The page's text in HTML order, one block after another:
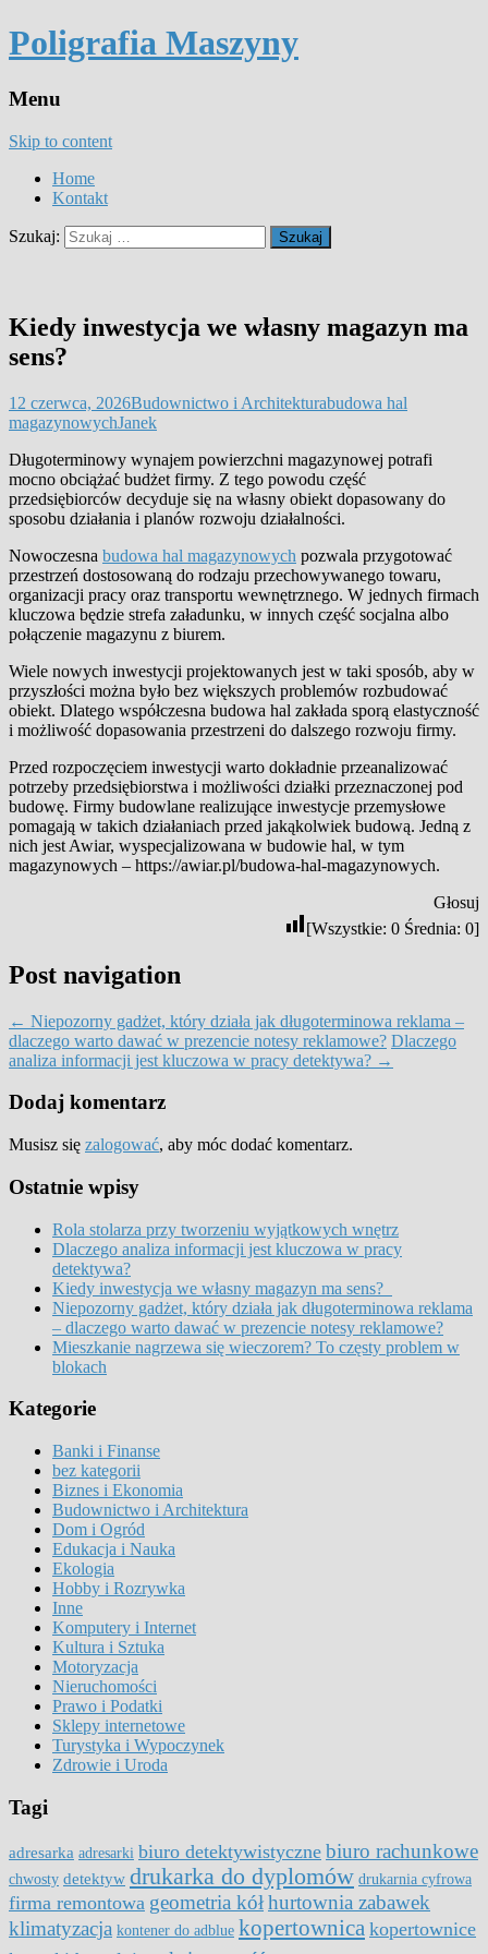
Poligrafia Maszyny
Menu
Skip to content
Home
Kontakt
Szukaj:
Kiedy inwestycja we własny magazyn ma
sens?
12 czerwca, 2026Budownictwo i Architekturabudowa hal
magazynowychJanek
Długoterminowy wynajem powierzchni magazynowej potrafi
mocno obciążać budżet firmy. Z tego powodu część
przedsiębiorców decyduje się na własny obiekt dopasowany do
sposobu działania i planów rozwoju działalności.
Nowoczesna budowa hal magazynowych pozwala przygotować
przestrzeń dostosowaną do rodzaju przechowywanego towaru,
organizacji pracy oraz transportu wewnętrznego. W jednych firmach
kluczowa będzie strefa załadunku, w innych część socjalna albo
połączenie magazynu z biurem.
Wiele nowych inwestycji projektowanych jest w taki sposób, aby w
przyszłości można było bez większych problemów rozbudować
obiekt. Dlatego współczesna budowa hal zakłada sporą elastyczność
i możliwość dopasowania przestrzeni do dalszego rozwoju firmy.
Przed rozpoczęciem inwestycji warto dokładnie przeanalizować
potrzeby przedsiębiorstwa i możliwości działki przeznaczonej pod
budowę. Firmy budowlane realizujące inwestycje przemysłowe
pomagają w takich działaniach przed jakąkolwiek budową. Jedną z
nich jest Awiar, wyspecjalizowana w budowie hal, w tym
magazynowych – https://awiar.pl/budowa-hal-magazynowych.
Głosuj
[Wszystkie: 0 Średnia: 0]
Post navigation
← Niepozorny gadżet, który działa jak długoterminowa reklama –
dlaczego warto dawać w prezencie notesy reklamowe? Dlaczego
analiza informacji jest kluczowa w pracy detektywa? →
Dodaj komentarz
Musisz się zalogować, aby móc dodać komentarz.
Ostatnie wpisy
Rola stolarza przy tworzeniu wyjątkowych wnętrz
Dlaczego analiza informacji jest kluczowa w pracy
detektywa?
Kiedy inwestycja we własny magazyn ma sens?
Niepozorny gadżet, który działa jak długoterminowa reklama
– dlaczego warto dawać w prezencie notesy reklamowe?
Mieszkanie nagrzewa się wieczorem? To częsty problem w
blokach
Kategorie
Banki i Finanse
bez kategorii
Biznes i Ekonomia
Budownictwo i Architektura
Dom i Ogród
Edukacja i Nauka
Ekologia
Hobby i Rozrywka
Inne
Komputery i Internet
Kultura i Sztuka
Motoryzacja
Nieruchomości
Prawo i Podatki
Sklepy internetowe
Turystyka i Wypoczynek
Zdrowie i Uroda
Tagi
adresarka adresarki biuro detektywistyczne biuro rachunkowe
chwosty detektyw drukarka do dyplomów drukarnia cyfrowa
firma remontowa geometria kółhurtownia zabawek
klimatyzacja kontener do adblue kopertownica kopertownice